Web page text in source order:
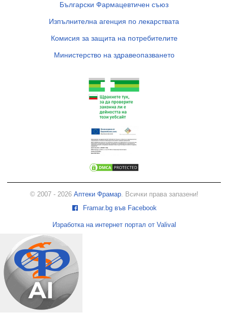
Български Фармацевтичен съюз
Изпълнителна агенция по лекарствата
Комисия за защита на потребителите
Министерство на здравеопазването
© 2007 - 2026 Аптеки Фрамар. Всички права запазени!
Framar.bg във Facebook
Изработка на интернет портал от Valival